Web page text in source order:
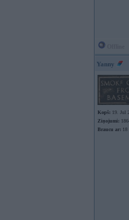
Yanny
Kopš: 19. Jul
Ziņojumi:
Braucu ar: 18